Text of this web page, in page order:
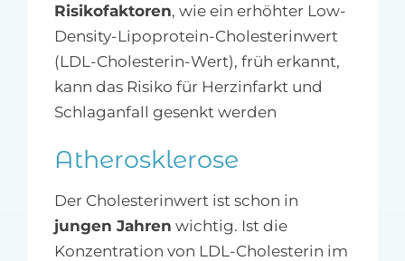
Risikofaktoren, wie ein erhöhter Low-
Density-Lipoprotein-Cholesterinwert
(LDL-Cholesterin-Wert), früh erkannt,
kann das Risiko für Herzinfarkt und
Schlaganfall gesenkt werden
Atherosklerose
Der Cholesterinwert ist schon in
jungen Jahren wichtig. Ist die
Konzentration von LDL-Cholesterin im